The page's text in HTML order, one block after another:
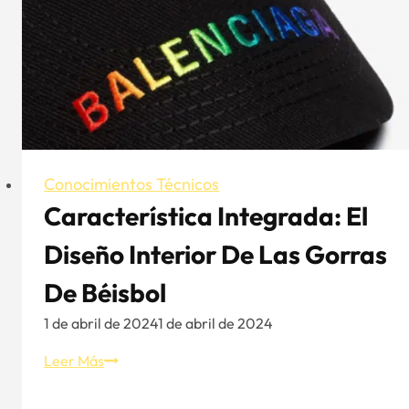
Conocimientos Técnicos
Característica Integrada: El
Diseño Interior De Las Gorras
De Béisbol
1 de abril de 20241 de abril de 2024
Leer MásCaracterística